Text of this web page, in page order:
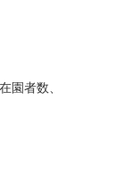
者数、